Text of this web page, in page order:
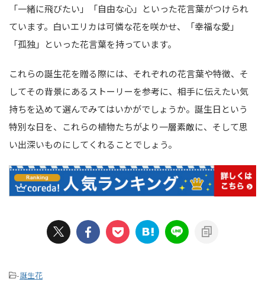
「一緒に飛びたい」「自由な心」といった花言葉がつけられ
ています。白いエリカは可憐な花を咲かせ、「幸福な愛」
「孤独」といった花言葉を持っています。
これらの誕生花を贈る際には、それぞれの花言葉や特徴、そ
してその背景にあるストーリーを参考に、相手に伝えたい気
持ちを込めて選んでみてはいかがでしょうか。誕生日という
特別な日を、これらの植物たちがより一層素敵に、そして思
い出深いものにしてくれることでしょう。
-誕生花